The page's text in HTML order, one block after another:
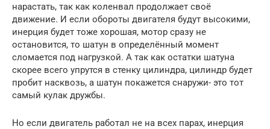
нарастать, так как коленвал продолжает своё
движение. И если обороты двигателя будут высокими,
инерция будет тоже хорошая, мотор сразу не
остановится, то шатун в определённый момент
сломается под нагрузкой. А так как остатки шатуна
скорее всего упрутся в стенку цилиндра, цилиндр будет
пробит насквозь, а шатун покажется снаружи- это тот
самый кулак дружбы.
Но если двигатель работал не на всех парах, инерция